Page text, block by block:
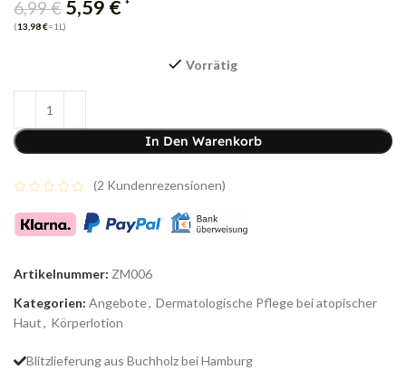
6,99€ 5,59 € *
(13,98€=1L)
Vorrätig
In Den Warenkorb
(2 Kundenrezensionen)
Artikelnummer: ZM006
Kategorien: Angebote, Dermatologische Pflege bei atopischer
Haut, Körperlotion
Blitzlieferung aus Buchholz bei Hamburg